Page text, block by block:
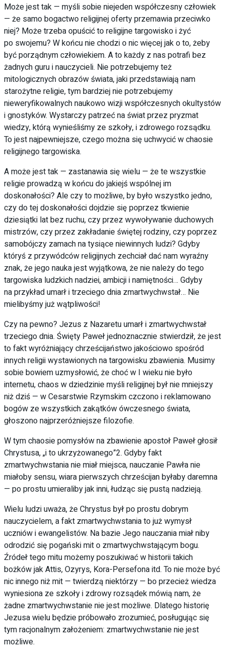
Może jest tak — myśli sobie niejeden współczesny człowiek
— że samo bogactwo religijnej oferty przemawia przeciwko
niej? Może trzeba opuścić to religijne targowisko i żyć
po swojemu? W końcu nie chodzi o nic więcej jak o to, żeby
być porządnym człowiekiem. A to każdy z nas potrafi bez
żadnych guru i nauczycieli. Nie potrzebujemy też
mitologicznych obrazów świata, jaki przedstawiają nam
starożytne religie, tym bardziej nie potrzebujemy
nieweryfikowalnych naukowo wizji współczesnych okultystów
i gnostyków. Wystarczy patrzeć na świat przez pryzmat
wiedzy, którą wynieśliśmy ze szkoły, i zdrowego rozsądku.
To jest najpewniejsze, czego można się uchwycić w chaosie
religijnego targowiska.
A może jest tak — zastanawia się wielu — że te wszystkie
religie prowadzą w końcu do jakiejś wspólnej im
doskonałości? Ale czy to możliwe, by było wszystko jedno,
czy do tej doskonałości dojdzie się poprzez tkwienie
dziesiątki lat bez ruchu, czy przez wywoływanie duchowych
mistrzów, czy przez zakładanie świętej rodziny, czy poprzez
samobójczy zamach na tysiące niewinnych ludzi? Gdyby
któryś z przywódców religijnych zechciał dać nam wyraźny
znak, że jego nauka jest wyjątkowa, że nie należy do tego
targowiska ludzkich nadziei, ambicji i namiętności… Gdyby
na przykład umarł i trzeciego dnia zmartwychwstał… Nie
mielibyśmy już wątpliwości!
Czy na pewno? Jezus z Nazaretu umarł i zmartwychwstał
trzeciego dnia. Święty Paweł jednoznacznie stwierdził, że jest
to fakt wyróżniający chrześcijaństwo jakościowo spośród
innych religii wystawionych na targowisku zbawienia. Musimy
sobie bowiem uzmysłowić, że choć w I wieku nie było
internetu, chaos w dziedzinie myśli religijnej był nie mniejszy
niż dziś — w Cesarstwie Rzymskim czczono i reklamowano
bogów ze wszystkich zakątków ówczesnego świata,
głoszono najprzeróżniejsze filozofie.
W tym chaosie pomysłów na zbawienie apostoł Paweł głosił
Chrystusa, „i to ukrzyżowanego”2. Gdyby fakt
zmartwychwstania nie miał miejsca, nauczanie Pawła nie
miałoby sensu, wiara pierwszych chrześcijan byłaby daremna
— po prostu umieraliby jak inni, łudząc się pustą nadzieją.
Wielu ludzi uważa, że Chrystus był po prostu dobrym
nauczycielem, a fakt zmartwychwstania to już wymysł
uczniów i ewangelistów. Na bazie Jego nauczania miał niby
odrodzić się pogański mit o zmartwychwstającym bogu.
Źródeł tego mitu możemy poszukiwać w historii takich
bożków jak Attis, Ozyrys, Kora-Persefona itd. To nie może być
nic innego niż mit — twierdzą niektórzy — bo przecież wiedza
wyniesiona ze szkoły i zdrowy rozsądek mówią nam, że
żadne zmartwychwstanie nie jest możliwe. Dlatego historię
Jezusa wielu będzie próbowało zrozumieć, posługując się
tym racjonalnym założeniem: zmartwychwstanie nie jest
możliwe.